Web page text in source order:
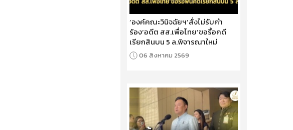
‘องค์คณะวินิจฉัยฯ’สั่งไม่รับคำ
ร้อง‘อดีต สส.เพื่อไทย’ขอรื้อคดี
เรียกสินบน 5 ล.พิจารณาใหม่
06 สิงหาคม 2569